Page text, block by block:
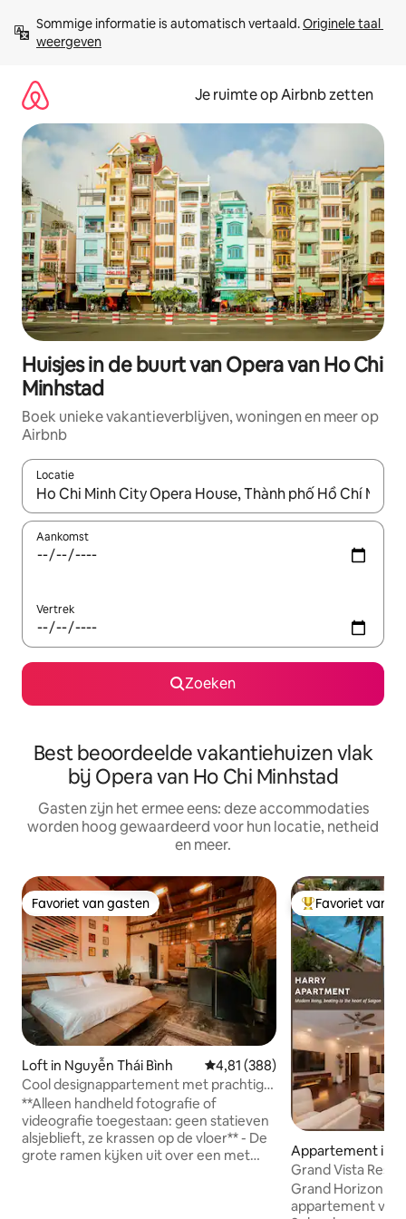
direct
naar
Sommige informatie is automatisch vertaald. Originele taal
weergeven
Je ruimte op Airbnb zetten
Huisjes in de buurt van Opera van Ho Chi
Minhstad
Boek unieke vakantieverblijven, woningen en meer op
Airbnb
Locatie
Wanneer er suggesties beschikbaar zijn, maak je een keuze
Aankomst
Vertrek
Zoeken
Best beoordeelde vakantiehuizen vlak
bij Opera van Ho Chi Minhstad
Gasten zijn het ermee eens: deze accommodaties
worden hoog gewaardeerd voor hun locatie, netheid
en meer.
Favoriet van gasten
Favoriet van gasten
Loft in Nguyễn Thái Bình Gemiddelde beoordeling van
4,81 (388)
Cool designappartement met prachtige
retrodetails
**Alleen handheld fotografie of
videografie toegestaan: geen statieven
alsjeblieft, ze krassen op de vloer** - De
grote ramen kijken uit over een met
Topfavoriet van
Favoriet van
Appartement in
y
Grand Vista
Nguyen Hue
Grand Horizon
appartement van